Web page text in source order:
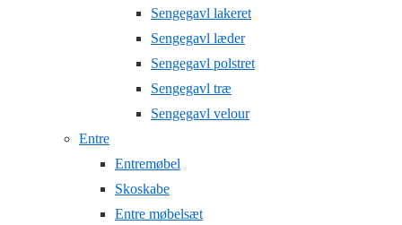
Sengegavl lakeret
Sengegavl læder
Sengegavl polstret
Sengegavl træ
Sengegavl velour
Entre
Entremøbel
Skoskabe
Entre møbelsæt